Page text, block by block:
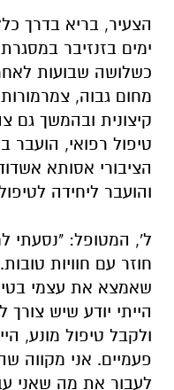
הצעיר, בריא בדרך
ימים בזנזיבר
כשלושה שבועות
מחום גבוה,
קיצונית ובהמשך
טיפול רפואי, הועבר
הציבורי אסותא
והועבר ליחידה
ל', המטופל: "נסעתי
חוזר עם חוויות
שאמצא את עצמי
הייתי יודע שיש
ולקבל טיפול מונע,
פעמיים. אני מקווה
לעבור את מה שאני